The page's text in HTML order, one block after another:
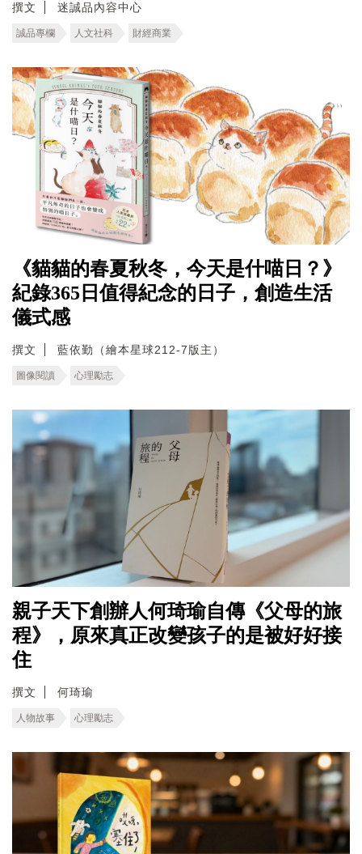
撰文 迷誠品內容中心
誠品專欄 人文社科 財經商業
《貓貓的春夏秋冬，今天是什喵日？》
紀錄365日值得紀念的日子，創造生活
儀式感
撰文 藍依勤（繪本星球212-7版主）
圖像閱讀 心理勵志
親子天下創辦人何琦瑜自傳《父母的旅
程》，原來真正改變孩子的是被好好接
住
撰文 何琦瑜
人物故事 心理勵志